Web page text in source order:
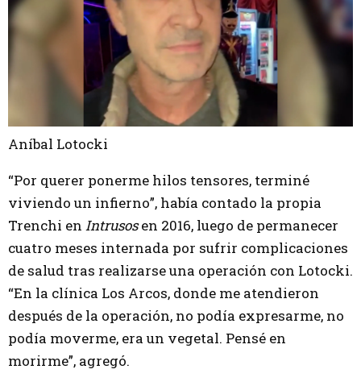
Aníbal Lotocki
“Por querer ponerme hilos tensores, terminé
viviendo un infierno”, había contado la propia
Trenchi en Intrusosen 2016, luego de permanecer
cuatro meses internada por sufrir complicaciones
de salud tras realizarse una operación con Lotocki.
“En la clínica Los Arcos, donde me atendieron
después de la operación, no podía expresarme, no
podía moverme, era un vegetal. Pensé en
morirme”, agregó.